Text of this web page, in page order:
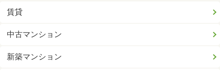
賃貸
中古マンション
新築マンション